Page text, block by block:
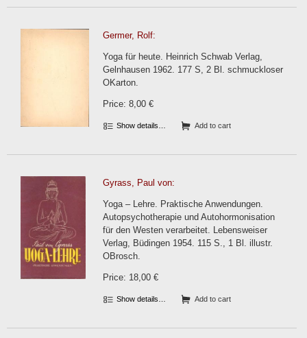
Germer, Rolf:
Yoga für heute. Heinrich Schwab Verlag,
Gelnhausen 1962. 177 S, 2 Bl. schmuckloser
OKarton.
Price: 8,00 €
Show details… Add to cart
Gyrass, Paul von:
Yoga – Lehre. Praktische Anwendungen.
Autopsychotherapie und Autohormonisation
für den Westen verarbeitet. Lebensweiser
Verlag, Büdingen 1954. 115 S., 1 Bl. illustr.
OBrosch.
Price: 18,00 €
Show details… Add to cart